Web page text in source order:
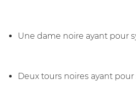
Une dame noire ayant pour
Deux tours noires ayant